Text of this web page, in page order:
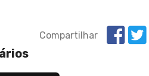
Compartilhar